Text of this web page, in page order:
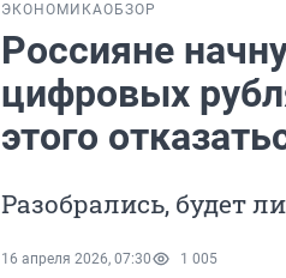
ЭКОНОМИКАОБЗОР
Россияне
цифровых
этого
Разобрались, будет
16 апреля 2026, 07:30 1 005